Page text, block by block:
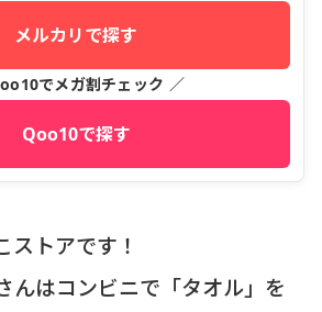
メルカリで探す
でメガ割チェック ／
Qoo10で探す
ストアです！
んはコンビニで「タオル」を